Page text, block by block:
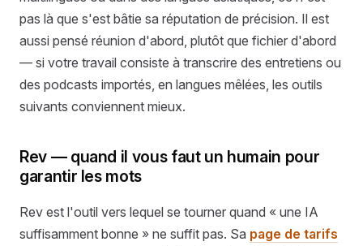
pas là que s'est bâtie sa réputation de précision. Il est
aussi pensé réunion d'abord, plutôt que fichier d'abord
— si votre travail consiste à transcrire des entretiens ou
des podcasts importés, en langues mêlées, les outils
suivants conviennent mieux.
Rev — quand il vous faut un humain pour
garantir les mots
Rev est l'outil vers lequel se tourner quand « une IA
suffisamment bonne » ne suffit pas. Sa page de tarifs